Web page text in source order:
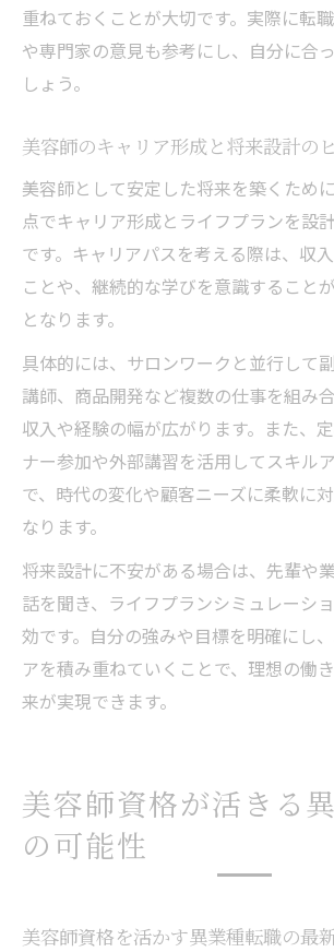
重ねておくことが大切です。実際に転
や専門家の意見も参考にし、自分に合
しょう。
美容師のキャリア形成と将来設計の
美容師として安定した将来を築くため
点でキャリア形成とライフプランを設
です。キャリアパスを考える際は、収
ことや、継続的な学びを意識すること
となります。
具体的には、サロンワークと並行して
講師、商品開発など複数の仕事を組み
収入や経験の幅が広がります。また、
ナー参加や外部講習を活用してスキル
で、時代の変化や顧客ニーズに柔軟に
なります。
将来設計に不安がある場合は、先輩や
話を聞き、ライフプランシミュレーシ
効です。自分の強みや目標を明確にし
アを積み重ねていくことで、理想の働
来が実現できます。
美容師資格が活きる
の可能性
美容師資格を活かす異業種転職の最